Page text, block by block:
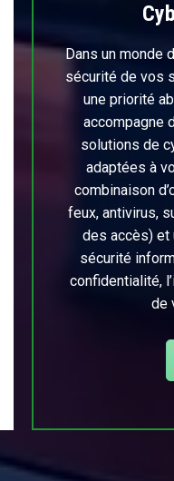
Dans un monde
sécurité de vos
une priorité
accompagne
solutions de
adaptées à
combinaison
feux, antivirus,
des accès) et
sécurité
confidentialité,
de